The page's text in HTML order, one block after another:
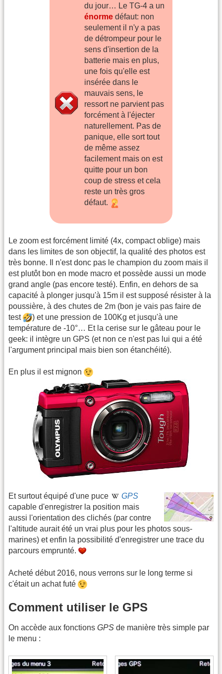
du jour… Le TG-4 a un
énormedéfaut: non
seulement il n'y a pas
de détrompeur pour le
sens d'insertion de la
batterie mais en plus,
une fois qu'elle est
insérée dans le
mauvais sens, le
ressort ne parvient pas
forcément à l'éjecter
naturellement. Pas de
panique, elle sort tout
de même assez
facilement mais on est
quitte pour un bon
coup de stress et cela
reste un très gros
défaut.
Le zoom est forcément limité (4x, compact oblige) mais
dans les limites de son objectif, la qualité des photos est
très bonne. Il n'est donc pas le champion du zoom mais il
est plutôt bon en mode macro et possède aussi un mode
grand angle (pas encore testé). Enfin, en dehors de sa
capacité à plonger jusqu'à 15m il est supposé résister à la
poussière, à des chutes de 2m (bon je vais pas faire de
test
) et une pression de 100Kg et jusqu'à une
température de -10°… Et la cerise sur le gâteau pour le
geek: il intègre un GPS (et non ce n'est pas lui qui a été
l'argument principal mais bien son étanchéité).
En plus il est mignon
Et surtout équipé d'une puce
GPS
capable d'enregistrer la position mais
aussi l'orientation des clichés (par contre
l'altitude aurait été un vrai plus pour les photos sous-
marines) et enfin la possibilité d'enregistrer une trace du
parcours emprunté.
Acheté début 2016, nous verrons sur le long terme si
c'était un achat futé
Comment utiliser le GPS
On accède aux fonctions GPS de manière très simple par
le menu :